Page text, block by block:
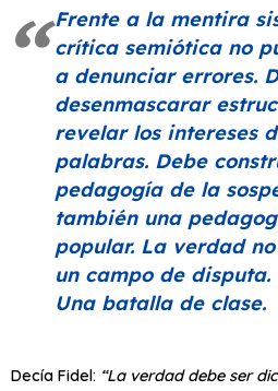
Frente a la mentira
crítica semiótica no
a denunciar errores.
desenmascarar
revelar los intereses
palabras. Debe
pedagogía de la
también una
popular. La verdad
un campo de
Una batalla de clase.
Decía Fidel: “La verdad debe ser